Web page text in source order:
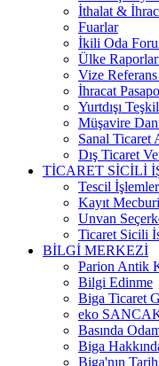
İthalat &
Fuarlar
İkili Oda
Ülke
Vize Referans
İhracat
Yurtdışı
Müşavire
Sanal Ticaret
Dış Ticaret
TİCARET SİCİLİ
Tescil
Kayıt
Unvan
Ticaret Sicili
BİLGİ MERKEZİ
Parion Antik
Bilgi Edinme
Biga Ticaret
eko
Basında
Biga
Biga'nın